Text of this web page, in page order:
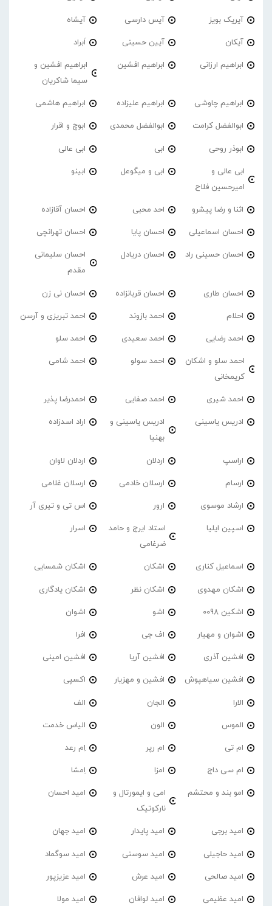
آیریک بویز آیس دارسی آیشاه
آیکان آیین حسینی اَبراد
ابراهیم ارزانی ابراهیم افشین
ابراهیم افشین و
سیما شاکریان
ابراهیم چاوشی ابراهیم علیزاده ابراهیم هاشمی
ابوالفضل کرامت ابوالفضل محمدی ابوچ و اقرار
ابوذر روحی ابی ابی عالی
ابی عالی و
امیرحسین فلاح
ابی و میگوعل ابینو
اثنا و رضا پیشرو احد محبی احسان آقازاده
احسان اسماعیلی احسان پایا احسان تهرانچی
احسان حسینی راد احسان دریادل
احسان سلیمانی
مقدم
احسان طاری احسان قربانزاده احسان نی زن
احلام احمد بازوند احمد تبریزی و آرسن
احمد‌ رضایی احمد سعیدی احمد سلو
احمد سلو و اشکان
کریمخانی
احمد سولو احمد شامی
احمد شیری احمد صفایی احمدرضا پذیر
ادریس یاسینی
ادریس یاسینی و
بهنیا
اراد اسدزاده
اراسپ اردلان اردلان لاوان
ارسام ارسلان خادمی ارسلان غلامی
ارشاد موسوی ارور اس تی و تیری آر
اسپین ایلیا
استاد ایرج و حامد
ضرغامی
اسرار
اسماعیل کناری اشکان اشکان شمسایی
اشکان مهدوی اشکان نظر اشکان یادگاری
اشکین 0098 اشو اشوان
اشوان و مهیار اف جی افرا
افشین آذری افشین آریا افشین امینی
افشین سیاهپوش افشین و مهزیار اکسپی
الارا الجان الف
الموس الون الیاس خدمت
ام تی ام رپر اِم رعد
ام سی داج امزا اِمشا
امو بند و محتشم
امی و ایمورتال و
نارکوتیک
امید احسان
امید برجی امید پایدار امید جهان
امید حاجیلی امید سوسنی امید سوگماد
امید صالحی امید عرش امید عزیزپور
امید عظیمی امید لوافان امید مولا